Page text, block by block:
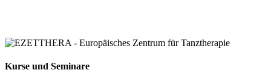
Kurse und Seminare